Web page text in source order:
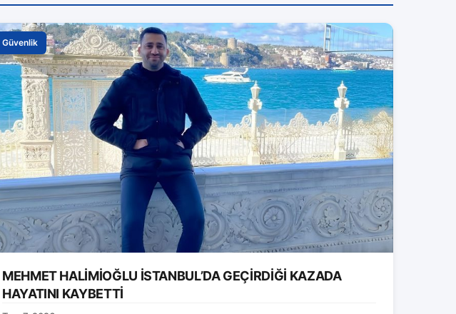
Güvenlik
MEHMET HALİMİOĞLU İSTANBUL’DA GEÇİRDİĞİ KAZADA
HAYATINI KAYBETTİ